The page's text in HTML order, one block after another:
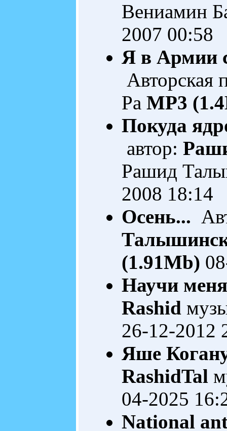
Вениамин
2007 00:58
Я в Армии
Авторская
Ра MP3
Покуда
автор:
Рашид
2008 18:14
Осень...
(1.91Mb)
Научи
Rashid
26-12-2012
Яше
RashidTal
04-2025
National